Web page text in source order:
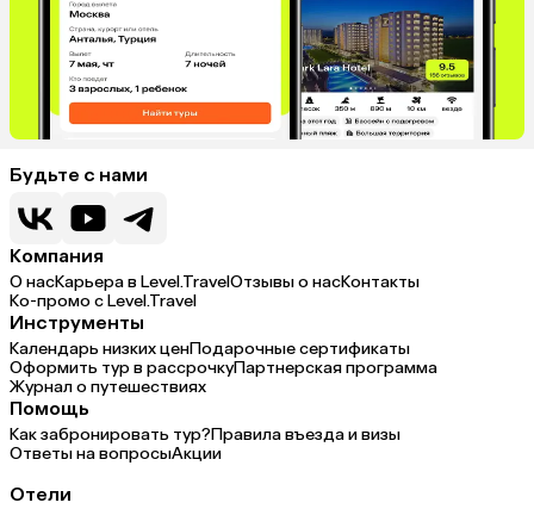
Будьте с нами
Компания
О насКарьера в Level.TravelОтзывы о насКонтакты
Ко-промо с Level.Travel
Инструменты
Календарь низких ценПодарочные сертификаты
Оформить тур в рассрочкуПартнерская программа
Журнал о путешествиях
Помощь
Как забронировать тур?Правила въезда и визы
Ответы на вопросыАкции
Отели